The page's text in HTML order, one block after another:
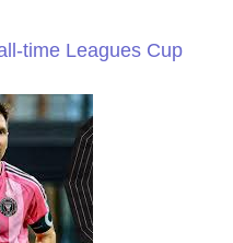
time Leagues Cup